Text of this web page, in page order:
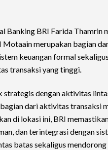
Banking BRI Farida Thamrin
Motaain merupakan bagian
keuangan formal
transaksi yang tinggi.
dengan aktivitas
dari aktivitas transaksi
di lokasi ini, BRI
dan terintegrasi dengan
batas sekaligus